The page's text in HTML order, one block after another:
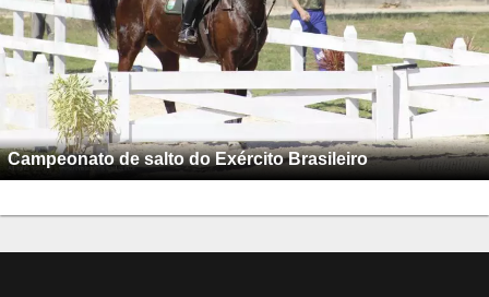
Campeonato de salto do Exército Brasileiro